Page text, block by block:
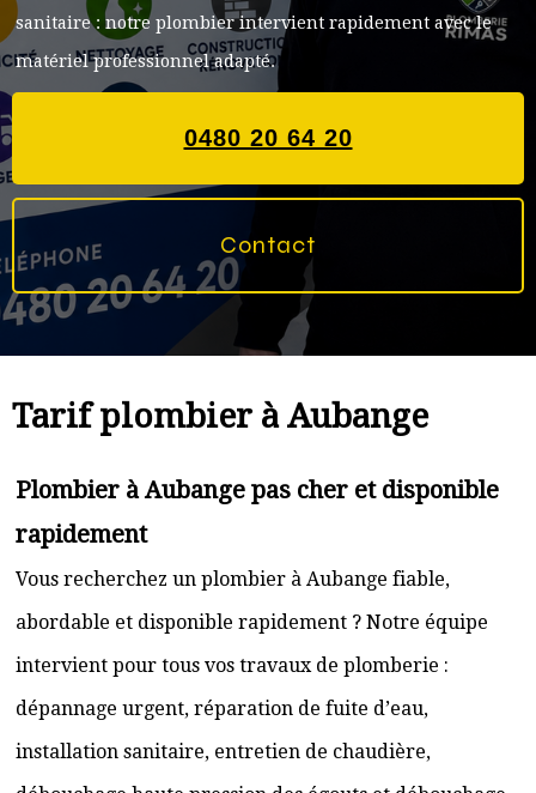
sanitaire : notre plombier intervient rapidement avec le
matériel professionnel adapté.
0480 20 64 20
Contact
Tarif plombier à Aubange
Plombier à Aubange pas cher et disponible
rapidement
Vous recherchez un plombier à Aubange fiable,
abordable et disponible rapidement ? Notre équipe
intervient pour tous vos travaux de plomberie :
dépannage urgent, réparation de fuite d’eau,
installation sanitaire, entretien de chaudière,